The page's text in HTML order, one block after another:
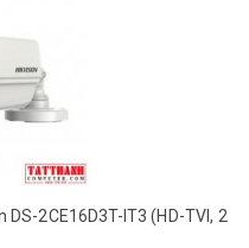
2CE16D3T-IT3 (HD-TVI, 2